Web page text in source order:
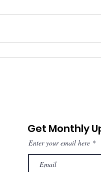
Get Monthly
Enter your email here